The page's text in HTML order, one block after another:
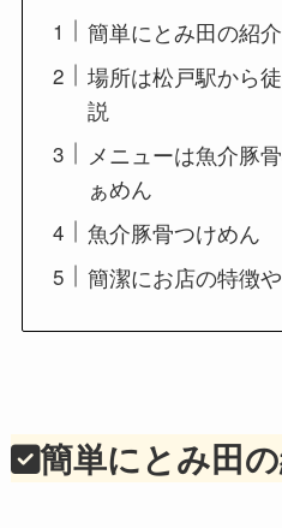
簡単にとみ田の紹介
場所は松戸駅から
説
メニューは魚介豚
ぁめん
魚介豚骨つけめん
簡潔にお店の特徴
簡単にとみ田